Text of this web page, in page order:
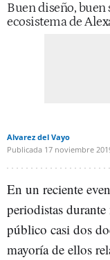
Buen diseño,
ecosistema de
Alvarez del Vayo
Publicada 17 noviembre
En un reciente
periodistas
público casi dos
mayoría de ellos